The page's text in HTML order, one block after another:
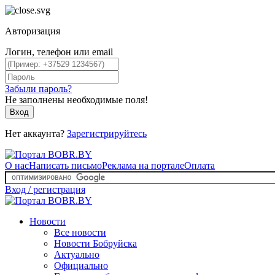
Авторизация
Логин, телефон или email
Забыли пароль?
Не заполнены необходимые поля!
Вход
Нет аккаунта? Зарегистрируйтесь
О насНаписать письмоРеклама на порталеОплата
Вход / регистрация
Новости
Все новости
Новости Бобруйска
Актуально
Официально